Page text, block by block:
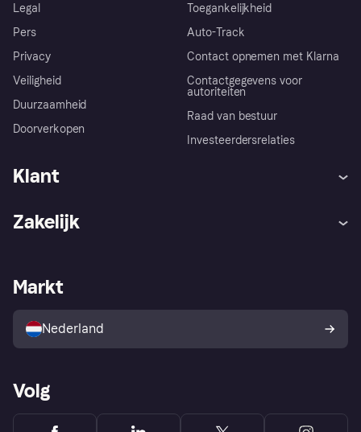
Legal
Pers
Privacy
Veiligheid
Duurzaamheid
Doorverkopen
Toegankelijkheid
Auto-Track
Contact opnemen met Klarna
Contactgegevens voor
autoriteiten
Raad van bestuur
Investeerdersrelaties
Klant
Winkeloverzicht
Kopersbescherming voor
consumenten
Zakelijk
Zakelijke login
Markt
Nederland
Volg